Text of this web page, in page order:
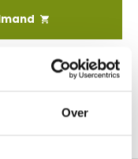
Over
doorgeven